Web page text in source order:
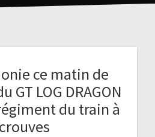
ce matin de
GT LOG DRAGON
du train à